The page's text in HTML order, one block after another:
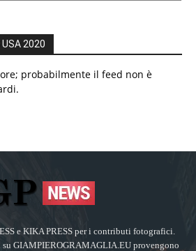
USA 2020
probabilmente il feed non è
e KIKA PRESS per i contributi fotografici.
su GIAMPIEROGRAMAGLIA.EU provengono